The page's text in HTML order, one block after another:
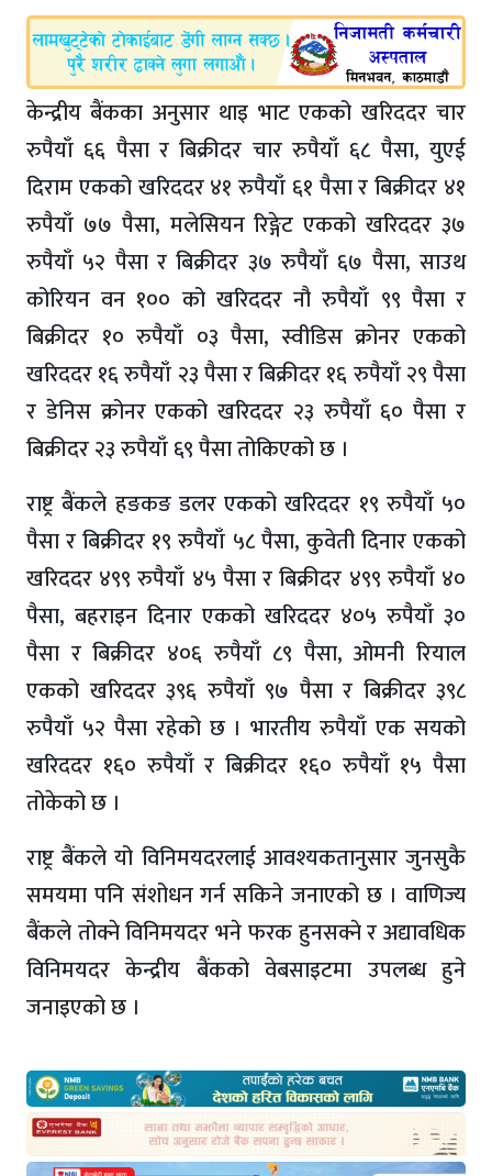
केन्द्रीय बैंकका अनुसार थाइ भाट एकको खरिददर चार
रुपैयाँ ६६ पैसा र बिक्रीदर चार रुपैयाँ ६८ पैसा, युएई
दिराम एकको खरिददर ४१ रुपैयाँ ६१ पैसा र बिक्रीदर ४१
रुपैयाँ ७७ पैसा, मलेसियन रिङ्गेट एकको खरिददर ३७
रुपैयाँ ५२ पैसा र बिक्रीदर ३७ रुपैयाँ ६७ पैसा, साउथ
कोरियन वन १०० को खरिददर नौ रुपैयाँ ९९ पैसा र
बिक्रीदर १० रुपैयाँ ०३ पैसा, स्वीडिस क्रोनर एकको
खरिददर १६ रुपैयाँ २३ पैसा र बिक्रीदर १६ रुपैयाँ २९ पैसा
र डेनिस क्रोनर एकको खरिददर २३ रुपैयाँ ६० पैसा र
बिक्रीदर २३ रुपैयाँ ६९ पैसा तोकिएको छ ।
राष्ट्र बैंकले हङकङ डलर एकको खरिददर १९ रुपैयाँ ५०
पैसा र बिक्रीदर १९ रुपैयाँ ५८ पैसा, कुवेती दिनार एकको
खरिददर ४९९ रुपैयाँ ४५ पैसा र बिक्रीदर ४९९ रुपैयाँ ४०
पैसा, बहराइन दिनार एकको खरिददर ४०५ रुपैयाँ ३०
पैसा र बिक्रीदर ४०६ रुपैयाँ ८९ पैसा, ओमनी रियाल
एकको खरिददर ३९६ रुपैयाँ ९७ पैसा र बिक्रीदर ३९८
रुपैयाँ ५२ पैसा रहेको छ । भारतीय रुपैयाँ एक सयको
खरिददर १६० रुपैयाँ र बिक्रीदर १६० रुपैयाँ १५ पैसा
तोकेको छ ।
राष्ट्र बैंकले यो विनिमयदरलाई आवश्यकतानुसार जुनसुकै
समयमा पनि संशोधन गर्न सकिने जनाएको छ । वाणिज्य
बैंकले तोक्ने विनिमयदर भने फरक हुनसक्ने र अद्यावधिक
विनिमयदर केन्द्रीय बैंकको वेबसाइटमा उपलब्ध हुने
जनाइएको छ ।